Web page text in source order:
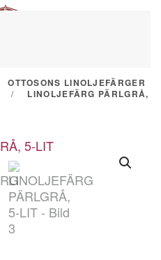
OTTOSONS LINOLJEFÄRGER
LINOLJEFÄRG PÄRLGRÅ,